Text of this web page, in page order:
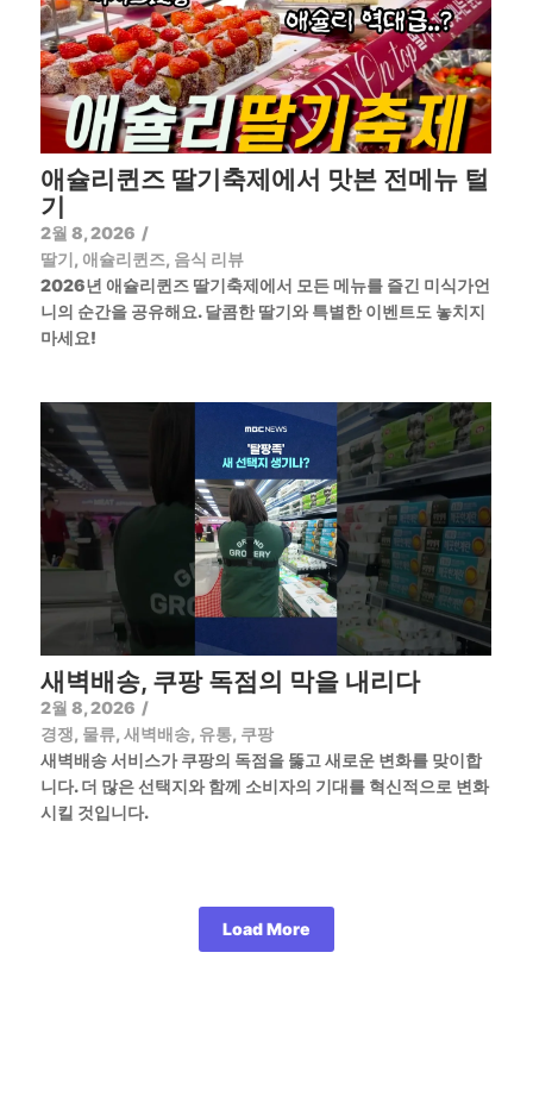
애슐리퀸즈 딸기축제에서 맛본 전메뉴 털
기
2월 8, 2026 /
딸기, 애슐리퀸즈, 음식 리뷰
2026년 애슐리퀸즈 딸기축제에서 모든 메뉴를 즐긴 미식가언
니의 순간을 공유해요. 달콤한 딸기와 특별한 이벤트도 놓치지
마세요!
새벽배송, 쿠팡 독점의 막을 내리다
2월 8, 2026 /
경쟁, 물류, 새벽배송, 유통, 쿠팡
새벽배송 서비스가 쿠팡의 독점을 뚫고 새로운 변화를 맞이합
니다. 더 많은 선택지와 함께 소비자의 기대를 혁신적으로 변화
시킬 것입니다.
Load More